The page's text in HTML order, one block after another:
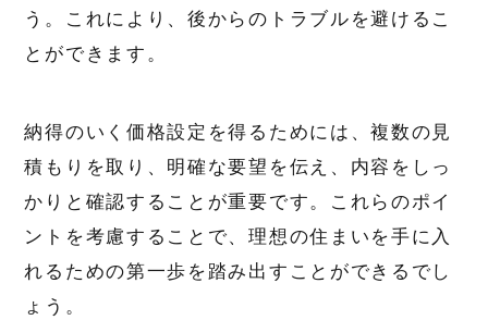
う。これにより、後からのトラブルを避けるこ
とができます。
納得のいく価格設定を得るためには、複数の見
積もりを取り、明確な要望を伝え、内容をしっ
かりと確認することが重要です。これらのポイ
ントを考慮することで、理想の住まいを手に入
れるための第一歩を踏み出すことができるでし
ょう。